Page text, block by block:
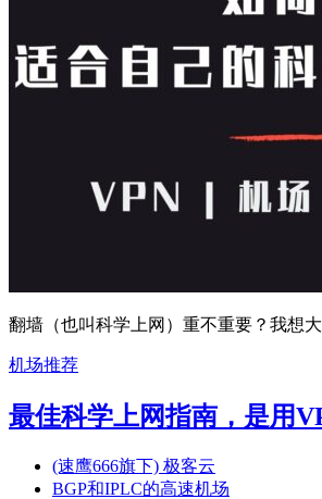
翻墙（也叫科学上网）重不重要？我想
机场推荐
最佳科学上网指南，是用
(速鹰666旗下) 极客云
BGP和IPLC的高速机场